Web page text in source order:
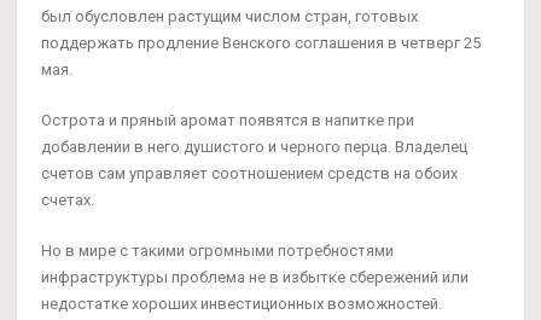
был обусловлен растущим числом стран, готовых
поддержать продление Венского соглашения в четверг 25
мая.
Острота и пряный аромат появятся в напитке при
добавлении в него душистого и черного перца. Владелец
счетов сам управляет соотношением средств на обоих
счетах.
Но в мире с такими огромными потребностями
инфраструктуры проблема не в избытке сбережений или
недостатке хороших инвестиционных возможностей.